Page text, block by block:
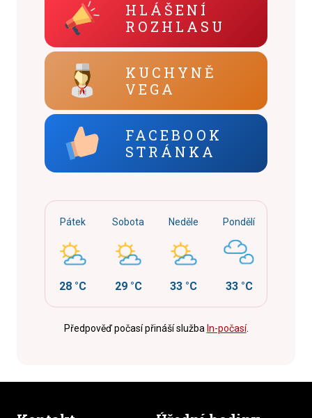
HLÁŠENÍ
ROZHLASU
KUCHYNĚ
VEGA
FACEBOOK
STRÁNKA
Pátek
28 °C
Sobota
29 °C
Neděle
33 °C
Pondělí
33 °C
Předpověď počasí přináší služba In-počasí.